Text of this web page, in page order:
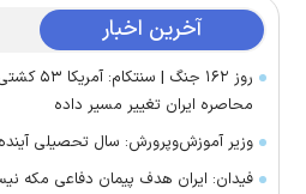
آخرین اخبار
روز ۱۶۲
محاصره ایران تغییر مسیر داده
وزیر آموزش‌وپرورش: سال تحصیلی
فیدان: ایران هدف پیمان دفاعی مکه